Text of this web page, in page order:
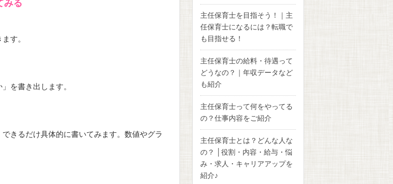
みる
す。
を書き出します。
きるだけ具体的に書いてみます。数値やグラ
主任保育士を目指そう！｜主
任保育士になるには？転職で
も目指せる！
主任保育士の給料・待遇って
どうなの？｜年収データなど
も紹介
主任保育士って何をやってる
の？仕事内容をご紹介
主任保育士とは？どんな人な
の？ │役割・内容・給与・悩
み・求人・キャリアアップを
紹介♪